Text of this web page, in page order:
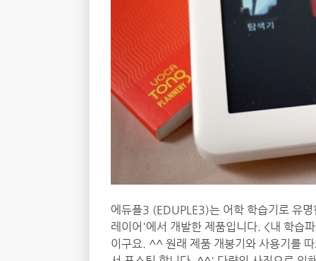
에듀플3 (EDUPLE3)는 어학 학습기로 유
레이어'에서 개발한 제품입니다. <내 학습
이구요. ^^ 원래 제품 개봉기와 사용기를